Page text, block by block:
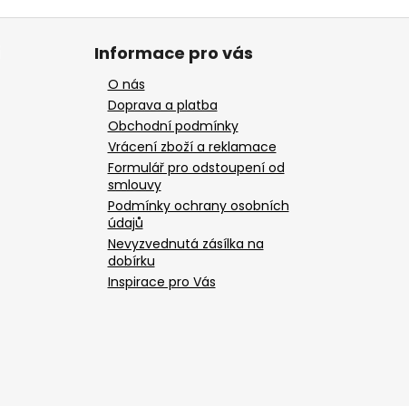
Informace pro vás
O nás
Doprava a platba
Obchodní podmínky
Vrácení zboží a reklamace
Formulář pro odstoupení od
smlouvy
Podmínky ochrany osobních
údajů
Nevyzvednutá zásílka na
dobírku
Inspirace pro Vás